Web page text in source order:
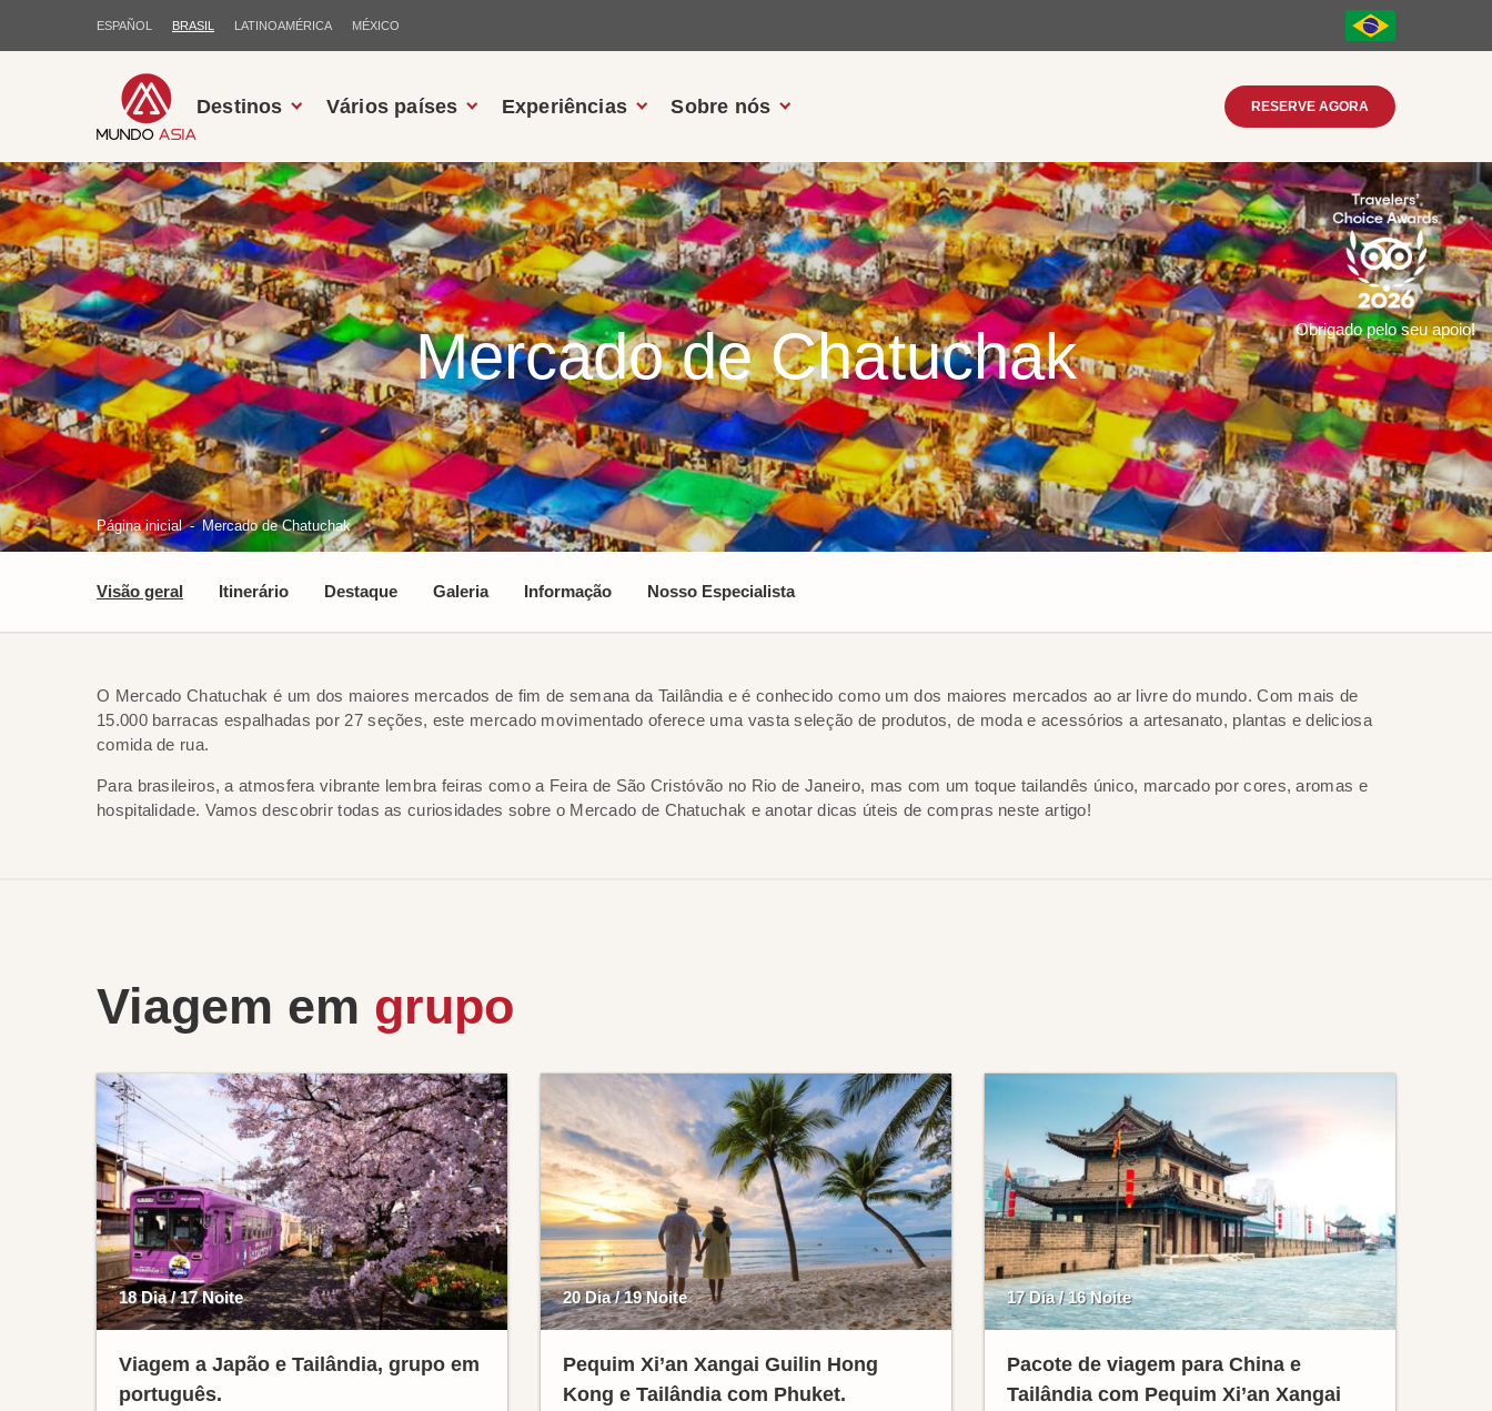
ESPAÑOL BRASIL LATINOAMÉRICA MÉXICO
Destinos Vários países Experiências Sobre nós RESERVE AGORA
Mercado de Chatuchak
Página inicial Mercado de Chatuchak
Obrigado pelo seu apoio!
Visão geral Itinerário Destaque Galeria Informação Nosso Especialista
O Mercado Chatuchak é um dos maiores mercados de fim de semana da Tailândia e é conhecido como um dos maiores mercados ao ar livre do mundo. Com mais de
15.000 barracas espalhadas por 27 seções, este mercado movimentado oferece uma vasta seleção de produtos, de moda e acessórios a artesanato, plantas e deliciosa
comida de rua.
Para brasileiros, a atmosfera vibrante lembra feiras como a Feira de São Cristóvão no Rio de Janeiro, mas com um toque tailandês único, marcado por cores, aromas e
hospitalidade. Vamos descobrir todas as curiosidades sobre o Mercado de Chatuchak e anotar dicas úteis de compras neste artigo!
Viagem em grupo
18 Dia / 17 Noite
Viagem a Japão e Tailândia, grupo em
português.
20 Dia / 19 Noite
Pequim Xi’an Xangai Guilin Hong
Kong e Tailândia com Phuket.
17 Dia / 16 Noite
Pacote de viagem para China e
Tailândia com Pequim Xi’an Xangai